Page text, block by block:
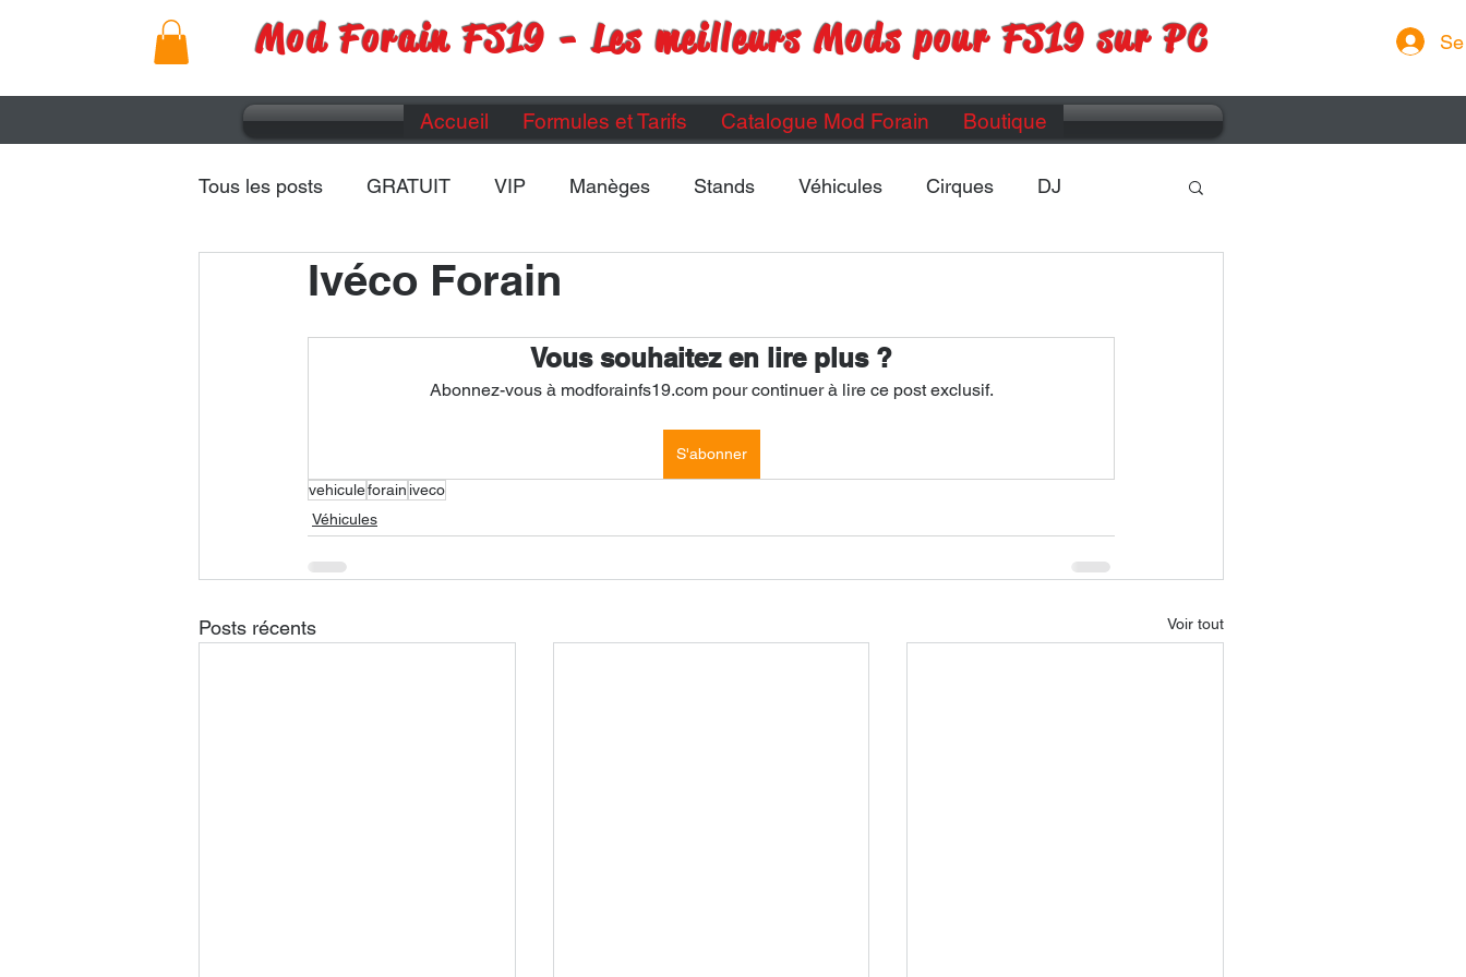
Mod Forain FS19 - Les meilleurs Mods pour FS19 sur PC
Accueil Formules et Tarifs Catalogue Mod Forain Boutique
Tous les posts GRATUIT VIP Manèges Stands Véhicules Cirques DJ
Remorques Caravanes Maps
Ivéco Forain
Vous souhaitez en lire plus ?
Abonnez-vous à modforainfs19.com pour continuer à lire ce post exclusif.
S'abonner
vehiculeforain iveco
Véhicules
Posts récents Voir tout